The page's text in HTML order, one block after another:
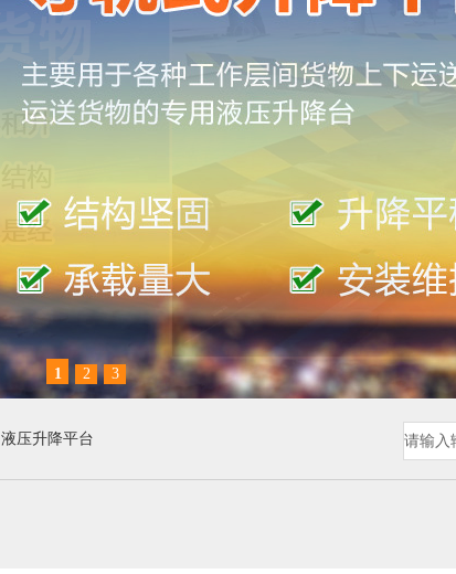
1 2 3
液压升降平台